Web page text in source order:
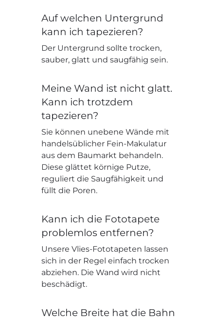
Auf welchen Untergrund
kann ich tapezieren?
Der Untergrund sollte trocken,
sauber, glatt und saugfähig sein.
Meine Wand ist nicht glatt.
Kann ich trotzdem
tapezieren?
Sie können unebene Wände mit
handelsüblicher Fein-Makulatur
aus dem Baumarkt behandeln.
Diese glättet körnige Putze,
reguliert die Saugfähigkeit und
füllt die Poren.
Kann ich die Fototapete
problemlos entfernen?
Unsere Vlies-Fototapeten lassen
sich in der Regel einfach trocken
abziehen. Die Wand wird nicht
beschädigt.
Welche Breite hat die Bahn